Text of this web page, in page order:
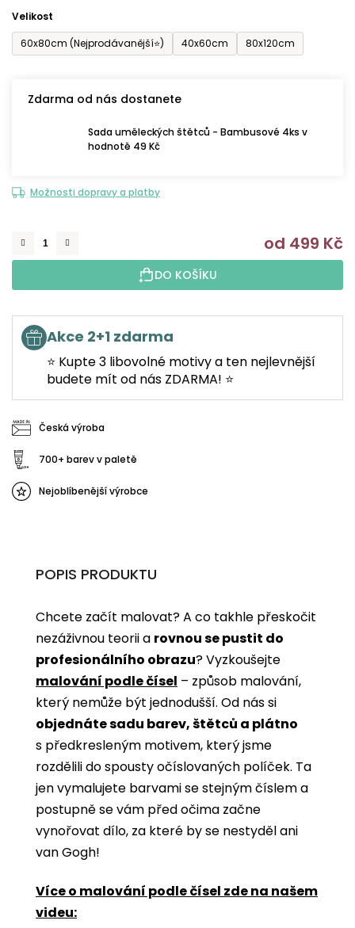
Velikost
60x80cm (Nejprodávanější⭐)
40x60cm 80x120cm
Zdarma od nás dostanete
Sada uměleckých štětců - Bambusové 4ks v
hodnotě 49 Kč
Možnosti dopravy a platby
od 499 Kč
DO KOŠÍKU
Akce 2+1 zdarma
⭐ Kupte 3 libovolné motivy a ten nejlevnější
budete mít od nás ZDARMA! ⭐
Česká výroba
700+ barev v paletě
Nejoblíbenější výrobce
POPIS PRODUKTU
Chcete začít malovat? A co takhle přeskočit
nezáživnou teorii a rovnou se pustit do
profesionálního obrazu? Vyzkoušejte
malování podle čísel ­­– způsob malování,
který nemůže být jednodušší. Od nás si
objednáte sadu barev, štětců a plátno
s předkresleným motivem, který jsme
rozdělili do spousty očíslovaných políček. Ta
jen vymalujete barvami se stejným číslem a
postupně se vám před očima začne
vynořovat dílo, za které by se nestyděl ani
van Gogh!
Více o malování podle čísel zde na našem
videu: